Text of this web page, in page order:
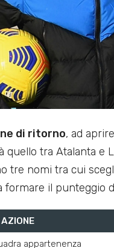
di ritorno, ad
quello tra Atalanta e
tre nomi tra cui
formare il punteggio
AZIONE
appartenenza